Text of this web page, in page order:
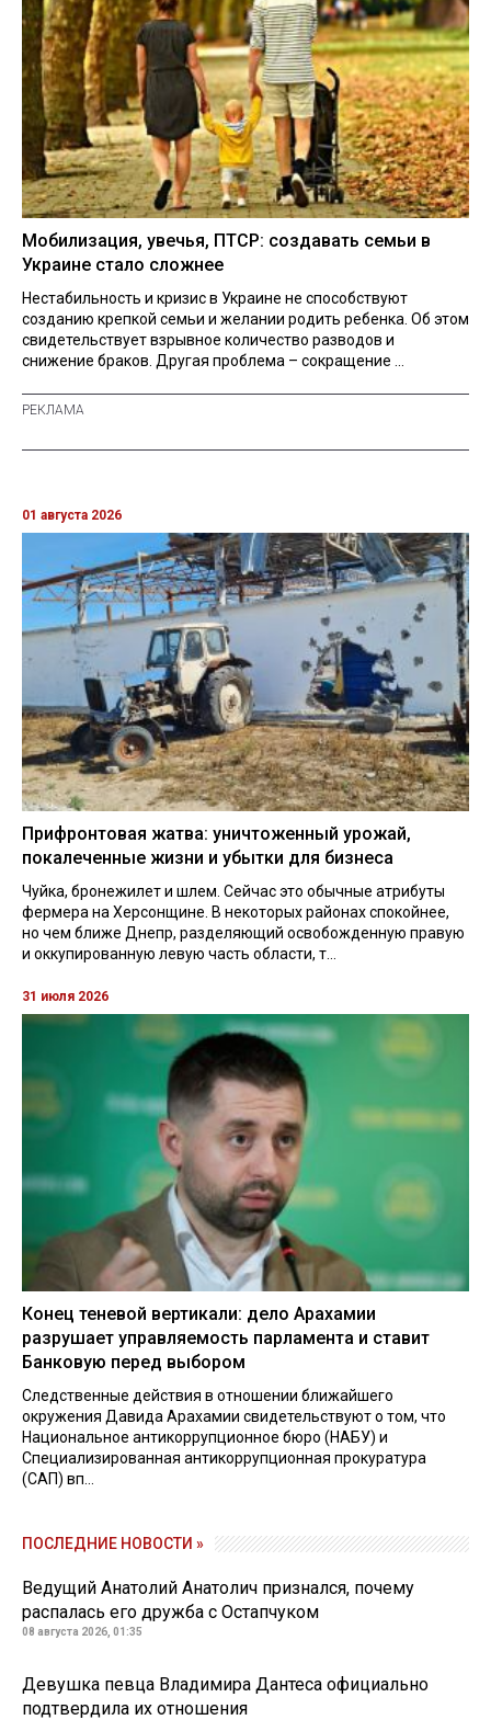
Мобилизация, увечья, ПТСР: создавать семьи в
Украине стало сложнее
Нестабильность и кризис в Украине не способствуют
созданию крепкой семьи и желании родить ребенка. Об этом
свидетельствует взрывное количество разводов и
снижение браков. Другая проблема – сокращение ...
01 августа 2026
Прифронтовая жатва: уничтоженный урожай,
покалеченные жизни и убытки для бизнеса
Чуйка, бронежилет и шлем. Сейчас это обычные атрибуты
фермера на Херсонщине. В некоторых районах спокойнее,
но чем ближе Днепр, разделяющий освобожденную правую
и оккупированную левую часть области, т...
31 июля 2026
Конец теневой вертикали: дело Арахамии
разрушает управляемость парламента и ставит
Банковую перед выбором
Следственные действия в отношении ближайшего
окружения Давида Арахамии свидетельствуют о том, что
Национальное антикоррупционное бюро (НАБУ) и
Специализированная антикоррупционная прокуратура
(САП) вп...
ПОСЛЕДНИЕ НОВОСТИ »
Ведущий Анатолий Анатолич признался, почему
распалась его дружба с Остапчуком
08 августа 2026, 01:35
Девушка певца Владимира Дантеса официально
подтвердила их отношения